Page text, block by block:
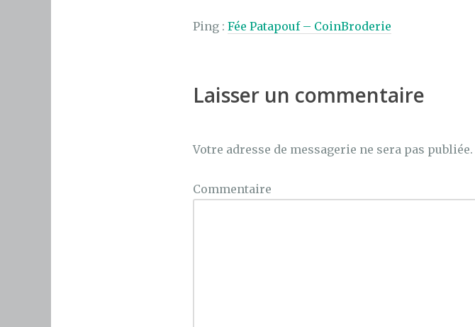
Ping : Fée Patapouf – CoinBroderie
Laisser un commentaire
Votre adresse de messagerie ne sera pas publiée.
Commentaire